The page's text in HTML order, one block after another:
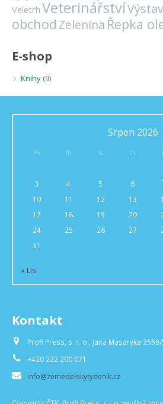
Veletrh Veterinářství
obchod Zelenina Řepka
E-shop
Knihy (9)
Srpen 2026
Po Út St Čt
3
4 5 6
10
11 12 13
17
18 19 20
24
25 26 27
31
« Lis
Kontakt
Profi Press, s. r. o., Jana Masaryka
+420 222 200 071
info@zemedelskytydenik.cz